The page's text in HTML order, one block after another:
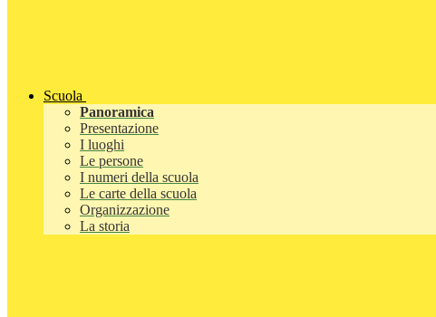
Scuola
Panoramica
Presentazione
I luoghi
Le persone
I numeri della scuola
Le carte della scuola
Organizzazione
La storia